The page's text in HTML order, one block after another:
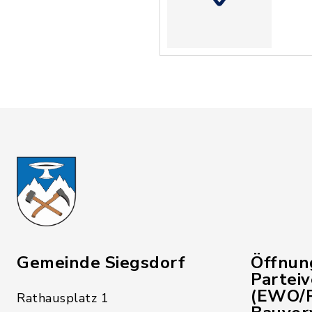
Gemeinde Siegsdorf
Rathausplatz 1
(EWO/